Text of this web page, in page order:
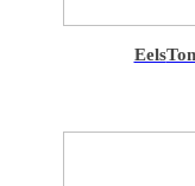
Eels